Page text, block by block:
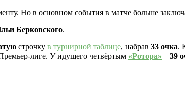
Но в основном события в матче больше
Берковского.
строчку в турнирной таблице, набрав 33 очка.
лиге. У идущего четвёртым «Ротора» – 39